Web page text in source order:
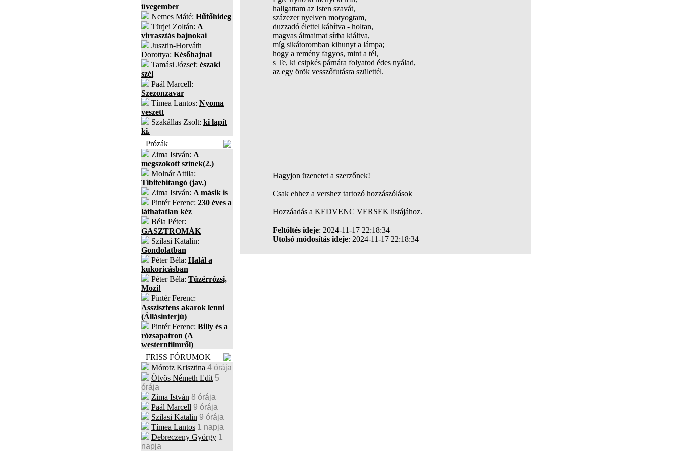
üvegember
Nemes Máté: Hűtőhideg
Türjei Zoltán: A
virrasztás bajnokai
Jusztin-Horváth
Dorottya: Későhajnal
Tamási József: északi
szél
Paál Marcell:
Szezonzavar
Tímea Lantos: Nyoma
veszett
Szakállas Zsolt: ki lapít
ki.
Prózák
Zima István: A
megszokott színek(2.)
Molnár Attila:
Tibitebitangó (jav.)
Zima István: A másik is
Pintér Ferenc: 230 éves a
láthatatlan kéz
Béla Péter:
GASZTROMÁK
Szilasi Katalin:
Gondolatban
Péter Béla: Halál a
kukoricásban
Péter Béla: Tüzérrózsi,
Mozi!
Pintér Ferenc:
Asszisztens akarok lenni
(Állásinterjú)
Pintér Ferenc: Billy és a
rózsapatron (A
westernfilmről)
FRISS FÓRUMOK
Mórotz Krisztina 4 órája
Ötvös Németh Edit 5
órája
Zima István 8 órája
Paál Marcell 9 órája
Szilasi Katalin 9 órája
Tímea Lantos 1 napja
Debreczeny György 1
napja
hallgattam az Isten szavát,
százezer nyelven motyogtam,
duzzadó élettel kábítva - holtan,
magvas álmaimat sírba kiáltva,
míg sikátoromban kihunyt a lámpa;
hogy a remény fagyos, mint a tél,
s Te, ki csipkés párnára folyatod édes nyálad,
az egy örök vesszőfutásra születtél.
Hagyjon üzenetet a szerzőnek!
Csak ehhez a vershez tartozó hozzászólások
Hozzáadás a KEDVENC VERSEK listájához.
Feltöltés ideje: 2024-11-17 22:18:34
Utolsó módosítás ideje: 2024-11-17 22:18:34